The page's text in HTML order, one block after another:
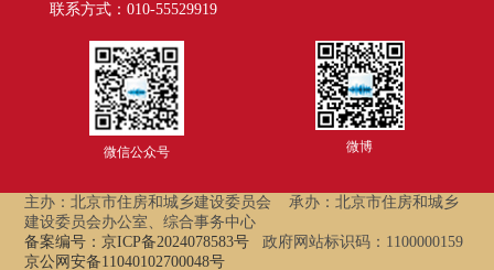
联系方式：010-55529919
微信公众号 微博
主办：北京市住房和城乡建设委员会
承办：北京市住房和城乡
建设委员会办公室、综合事务中心
备案编号：京ICP备2024078583号
政府网站标识码：1100000159
京公网安备11040102700048号